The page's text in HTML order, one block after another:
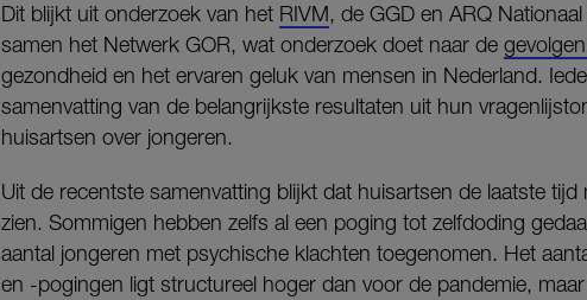
Dit blijkt uit onderzoek van het RIVM, de GGD en ARQ
samen het Netwerk GOR, wat onderzoek doet naar de
gezondheid en het ervaren geluk van mensen in Nederland.
samenvatting van de belangrijkste resultaten uit hun
huisartsen over jongeren.
Uit de recentste samenvatting blijkt dat huisartsen de laatste
zien. Sommigen hebben zelfs al een poging tot zelfdoding
aantal jongeren met psychische klachten toegenomen. Het
en -pogingen ligt structureel hoger dan voor de pandemie,